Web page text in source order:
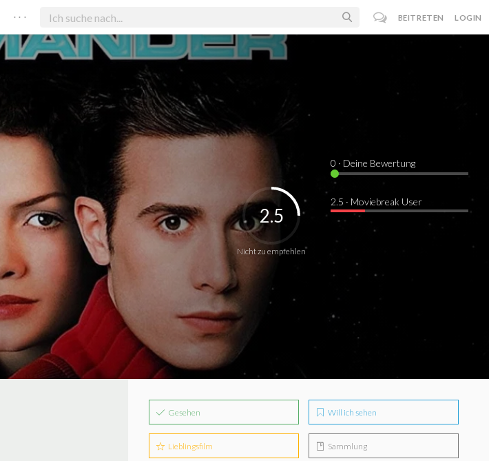
. . . BEITRETEN LOGIN
Nicht zu empfehlen
2.5
0 · Deine Bewertung
2.5 · Moviebreak User
Gesehen Will ich sehen
Lieblingsfilm Sammlung